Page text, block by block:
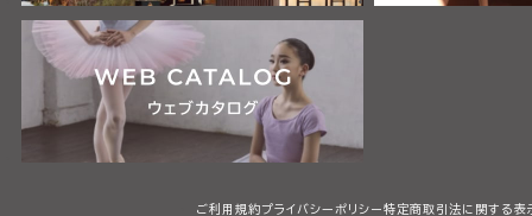
ご利用規約プライバシーポリシー特定商取引法に関する表